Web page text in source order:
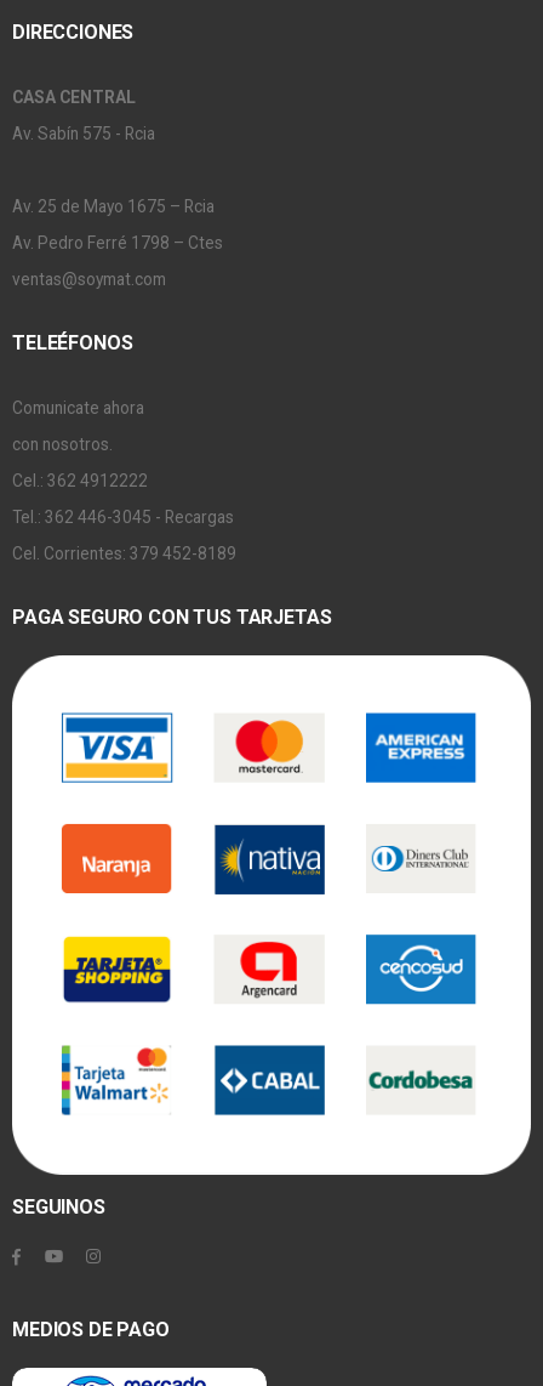
DIRECCIONES
CASA CENTRAL
Av. Sabín 575 - Rcia
Av. 25 de Mayo 1675 – Rcia
Av. Pedro Ferré 1798 – Ctes
ventas@soymat.com
TELEÉFONOS
Comunicate ahora
con nosotros.
Cel.: 362 4912222
Tel.: 362 446-3045 - Recargas
Cel. Corrientes: 379 452-8189
PAGA SEGURO CON TUS TARJETAS
SEGUINOS
MEDIOS DE PAGO